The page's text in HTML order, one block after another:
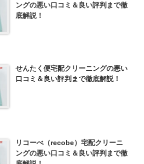
ングの悪い口コミ＆良い評判まで徹
底解説！
せんたく便宅配クリーニングの悪い
口コミ＆良い評判まで徹底解説！
リコーべ（recobe）宅配クリーニ
ングの悪い口コミ＆良い評判まで徹